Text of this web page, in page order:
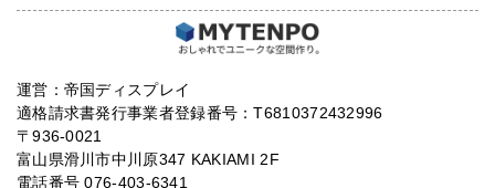
運営：帝国ディスプレイ
適格請求書発行事業者登録番号：T6810372432996
〒936-0021
富山県滑川市中川原347 KAKIAMI 2F
電話番号 076-403-6341